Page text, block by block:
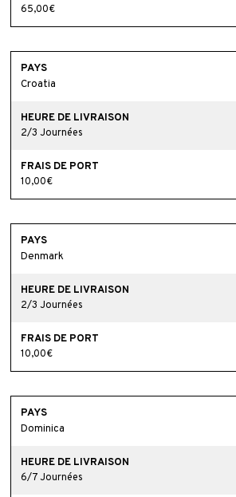
65,00€
Croatia
2/3 Journées
10,00€
Denmark
2/3 Journées
10,00€
Dominica
6/7 Journées